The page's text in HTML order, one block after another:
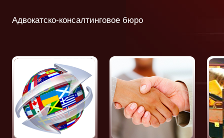
Адвокатско-консалтинговое бюро